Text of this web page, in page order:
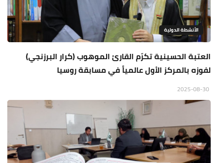
الأنشطة الدولية
العتبة الحسينية تكرّم القارئ الموهوب (كرار البرزنجي)
لفوزه بالمركز الأول عالمياً في مسابقة روسيا